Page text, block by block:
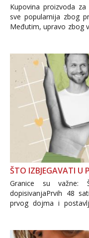
Kupovina proizvoda
sve popularnija zbog
Međutim, upravo zbog
i brojni krivotvoreni
ŠTO IZBJEGAVATI U
Granice su
dopisivanjaPrvih 48
prvog dojma i
Važno je izbjeći
informacija, jer
povjerenje. Takođe...